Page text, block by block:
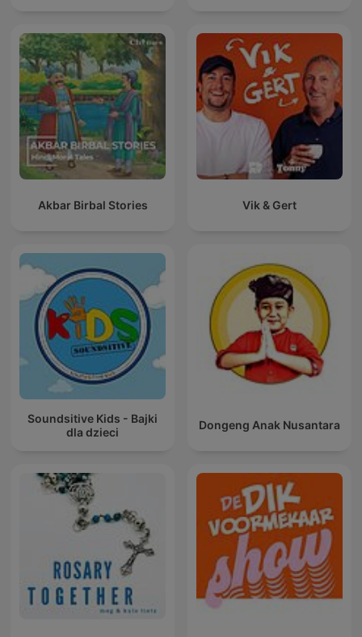
Akbar Birbal Stories Vik & Gert
Soundsitive Kids - Bajki
dla dzieci
Dongeng Anak Nusantara